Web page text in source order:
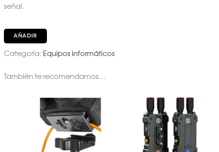
señal.
AÑADIR
Categoría: Equipos informáticos
También te recomendamos…